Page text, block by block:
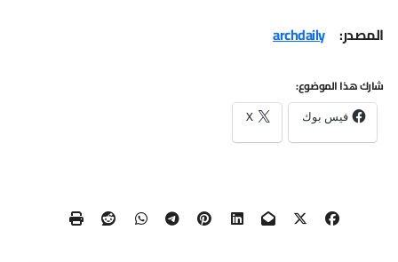
المصدر: archdaily
شارك هذا الموضوع:
فيس بوك X